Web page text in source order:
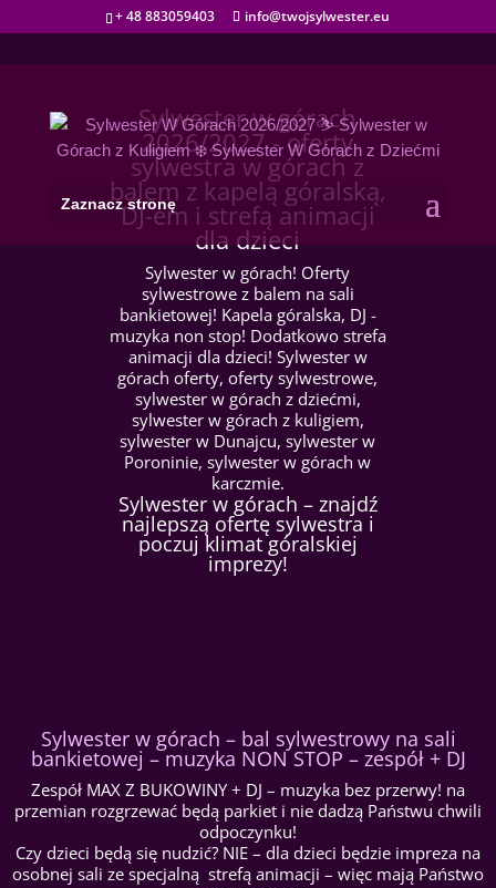
+ 48 883059403 info@twojsylwester.eu
Zaznacz stronę
Sylwester w górach
2026/2027 - oferty
sylwestra w górach z
balem z kapelą góralską,
DJ-em i strefą animacji
dla dzieci
Sylwester w górach! Oferty
sylwestrowe z balem na sali
bankietowej! Kapela góralska, DJ -
muzyka non stop! Dodatkowo strefa
animacji dla dzieci! Sylwester w
górach oferty, oferty sylwestrowe,
sylwester w górach z dziećmi,
sylwester w górach z kuligiem,
sylwester w Dunajcu, sylwester w
Poroninie, sylwester w górach w
karczmie.
Sylwester w górach – znajdź
najlepszą ofertę sylwestra i
poczuj klimat góralskiej
imprezy!
Sylwester w górach – bal sylwestrowy na sali
bankietowej – muzyka NON STOP – zespół + DJ
Zespół MAX Z BUKOWINY + DJ – muzyka bez przerwy! na
przemian rozgrzewać będą parkiet i nie dadzą Państwu chwili
odpoczynku!
Czy dzieci będą się nudzić? NIE – dla dzieci będzie impreza na
osobnej sali ze specjalną strefą animacji – więc mają Państwo